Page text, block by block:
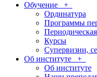
Обучение
+
Ординатура
Программы
Курсы
Супервизии,
Об институте
+
Об институте